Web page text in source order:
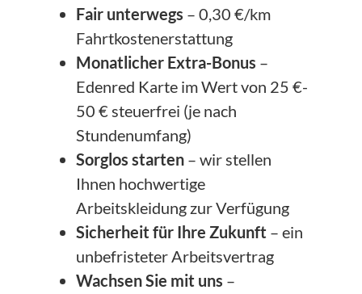
Fair unterwegs – 0,30 €/km
Fahrtkostenerstattung
Monatlicher Extra-Bonus –
Edenred Karte im Wert von 25 €-
50 € steuerfrei (je nach
Stundenumfang)
Sorglos starten – wir stellen
Ihnen hochwertige
Arbeitskleidung zur Verfügung
Sicherheit für Ihre Zukunft – ein
unbefristeter Arbeitsvertrag
Wachsen Sie mit uns –